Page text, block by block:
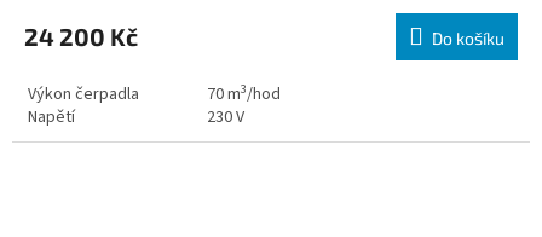
24 200 Kč Do košíku
Výkon čerpadla 70m3/hod
Napětí
230 V